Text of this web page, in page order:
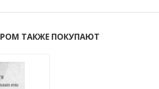
ТАКЖЕ ПОКУПАЮТ